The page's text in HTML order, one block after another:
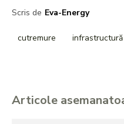
Scris de Eva-Energy
cutremure infrastructură
Articole